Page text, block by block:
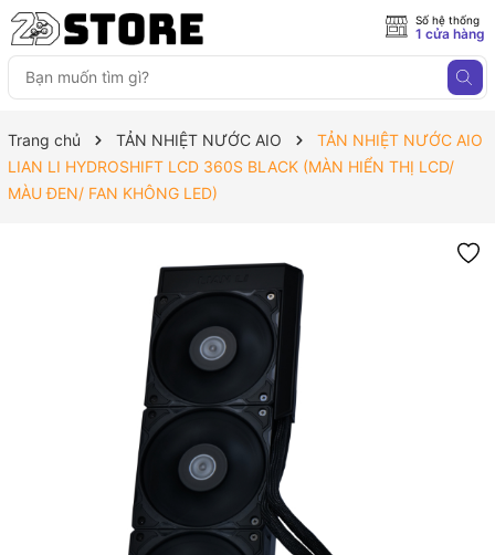
Số hệ thống
1 cửa hàng
Trang chủ TẢN NHIỆT NƯỚC AIO
TẢN NHIỆT NƯỚC AIO
LIAN LI HYDROSHIFT LCD 360S BLACK (MÀN HIỂN THỊ LCD/
MÀU ĐEN/ FAN KHÔNG LED)